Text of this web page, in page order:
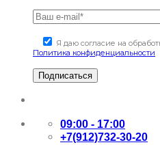
Я даю согласие на
Политика конфиденциальности
09:00 - 17:00
+7(912)732-30-20